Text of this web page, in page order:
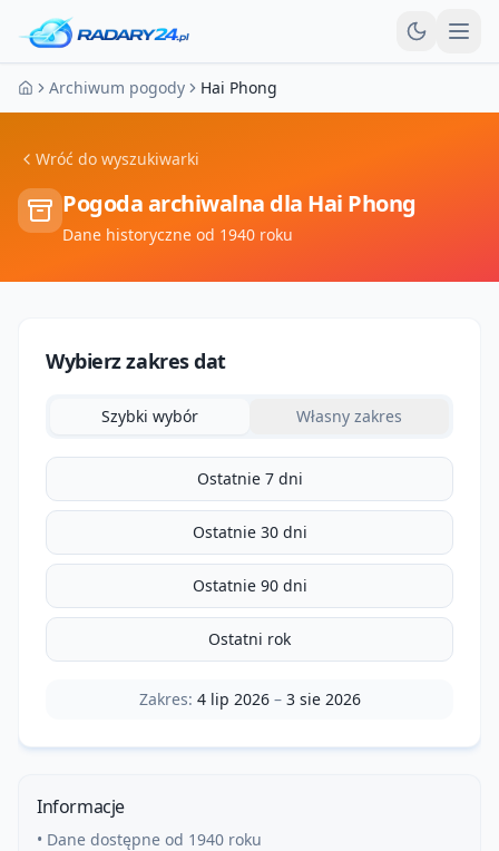
Strona główna
Archiwum pogody Hai Phong
Wróć do wyszukiwarki
Pogoda archiwalna dla Hai Phong
Dane historyczne od 1940 roku
Wybierz zakres dat
Szybki wybór Własny zakres
Ostatnie 7 dni
Ostatnie 30 dni
Ostatnie 90 dni
Ostatni rok
Zakres: 4 lip 2026– 3 sie 2026
Informacje
• Dane dostępne od 1940 roku